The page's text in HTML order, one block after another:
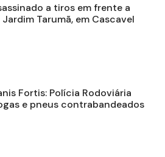
a tiros em frente a
Tarumã, em Cascavel
Fortis: Polícia Rodoviária
e pneus contrabandeados